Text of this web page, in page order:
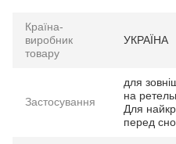
Країна-
виробник
товару
УКРАЇНА
Застосування
для
на
Для
перед